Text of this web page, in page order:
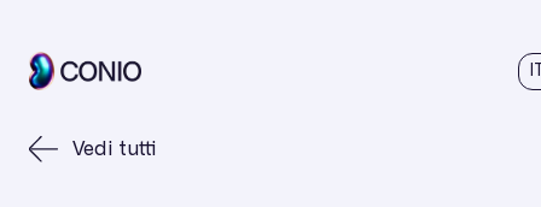
Vedi tutti